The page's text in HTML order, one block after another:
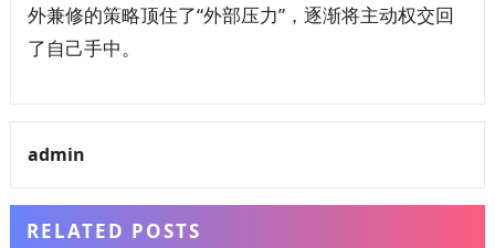
外兼修的策略顶住了“外部压力”，逐渐将主动权交回
了自己手中。
admin
RELATED POSTS